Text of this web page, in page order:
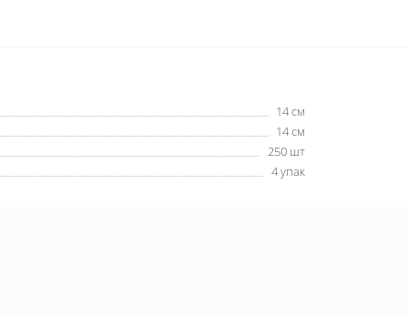
14 см
14 см
250 шт
4 упак